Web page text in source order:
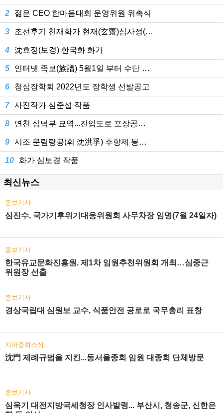
2 젊은 CEO 한마음대회 운영위원 위촉식
3 조선후기 천재화가 현재(玄齋)심사정(…
4 沈효정(보경) 한국화 화가
5 인터넷 족보(族譜) 5월1일 부터 수단 …
6 청심장학회 2022년도 장학생 선발공고
7 사진작가 심준섭 작품
8 연천 심덕부 묘역...진입도로 포장공…
9 시조 문림랑공(휘 沈洪孚) 추향제 봉…
10 화가 심보경 작품
최신뉴스
종보기사
심진수, 국가기후위기대응위원회 사무차장 임명(7월 24일자)
종보기사
한국유교문화진흥원, 제1차 임원추천위원회 개최…심중근
위원장 선출
종보기사
경상국립대 심원보 교수, 식품안전 공로로 국무총리 표창
지파종회소식
沈門 제례규범을 지킨...동서울종회 임원 대종회 단체방문
종보기사
심욱기 대전지방국세청장 인사발령... 부산시, 청송군, 신한은